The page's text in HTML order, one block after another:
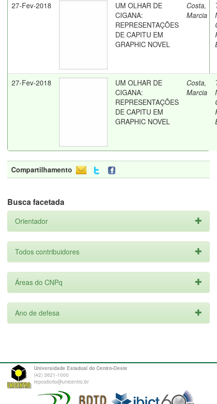
27-Fev-2018
UM OLHAR DE
CIGANA:
REPRESENTAÇÕES
DE CAPITU EM
GRAPHIC NOVEL
Costa,
Marcia
27-Fev-2018
UM OLHAR DE
CIGANA:
REPRESENTAÇÕES
DE CAPITU EM
GRAPHIC NOVEL
Costa,
Marcia
Compartilhamento
Busca facetada
Orientador
Todos contribuidores
Áreas do CNPq
Ano de defesa
Universidade Estadual do Centro-Oeste
(42) 3621-1000
repositorio@unicentro.br